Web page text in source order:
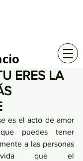
ERES LA
es el acto de amor
puedes tener
a las personas
que el